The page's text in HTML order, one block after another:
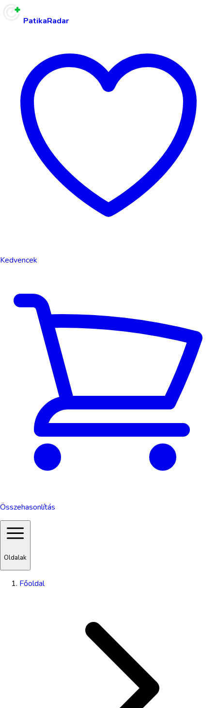
PatikaRadar
Kedvencek
Összehasonlítás
Oldalak
Főoldal